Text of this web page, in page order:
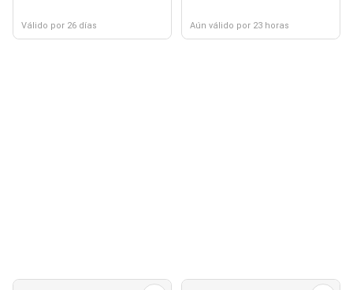
Válido por 26 días Aún válido por 23 horas